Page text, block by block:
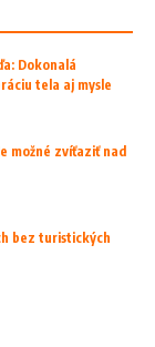
Dokonalá
tela aj mysle
možné zvíťaziť nad
bez turistických